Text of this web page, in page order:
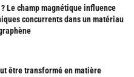
Le champ magnétique influence
concurrents dans un matériau
être transformé en matière